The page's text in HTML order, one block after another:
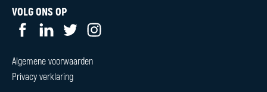
CONTACT
Algemene voorwaarden
Privacy verklaring